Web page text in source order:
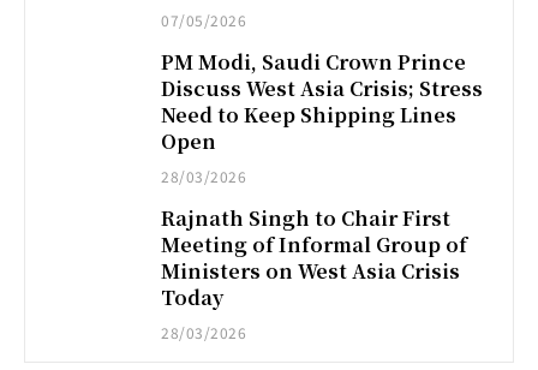
07/05/2026
PM Modi, Saudi Crown Prince
Discuss West Asia Crisis; Stress
Need to Keep Shipping Lines
Open
28/03/2026
Rajnath Singh to Chair First
Meeting of Informal Group of
Ministers on West Asia Crisis
Today
28/03/2026